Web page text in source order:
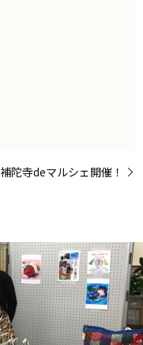
補陀寺deマルシェ開催！